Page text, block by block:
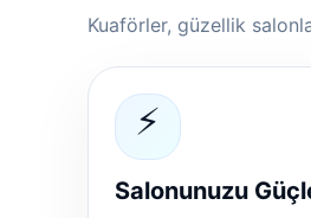
Kuaförler, güzellik
⚡
Salonunuzu